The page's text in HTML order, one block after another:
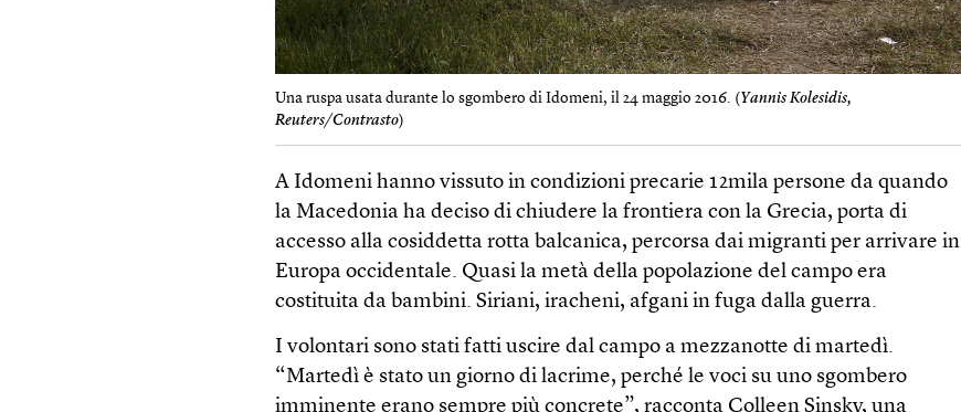
Una ruspa usata durante lo sgombero di Idomeni, il 24 maggio 2016. ( Yannis Kolesidis,
Reuters/Contrasto)
A Idomeni hanno vissuto in condizioni precarie 12mila persone da quando
la Macedonia ha deciso di chiudere la frontiera con la Grecia, porta di
accesso alla cosiddetta rotta balcanica, percorsa dai migranti per arrivare in
Europa occidentale. Quasi la metà della popolazione del campo era
costituita da bambini. Siriani, iracheni, afgani in fuga dalla guerra.
I volontari sono stati fatti uscire dal campo a mezzanotte di martedì.
“Martedì è stato un giorno di lacrime, perché le voci su uno sgombero
imminente erano sempre più concrete”, racconta Colleen Sinsky, una